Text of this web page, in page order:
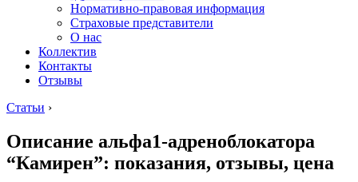
Нормативно-правовая информация
Страховые представители
О нас
Коллектив
Контакты
Отзывы
Статьи ›
Описание альфа1-адреноблокатора
“Камирен”: показания, отзывы, цена